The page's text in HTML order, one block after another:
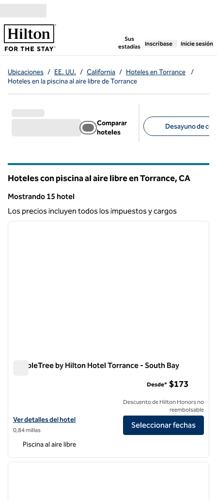
Sus
estadías
, abre una pestaña
Inscríbase Inicie sesión
Ubicaciones / EE. UU. / California / Hoteles en Torrance
/
Hoteles en la piscina al aire libre de Torrance
Comparar
hoteles
Desayuno de
Hoteles con piscina al aire libre en Torrance,CA
Mostrando 15 hotel
Mostrando 15 hotel
Los precios incluyen todos los impuestos y cargos
1 de 12
DoubleTree by Hilton Hotel Torrance - South Bay
Ver detalles del hotel DoubleTree by Hilton Torrance - South Bay
Ver detalles del hotel
0,84 millas
Desde* $173
Descuento de Hilton Honors no
reembolsable
Seleccionar fechas
Piscina al aire libre
1 de 12